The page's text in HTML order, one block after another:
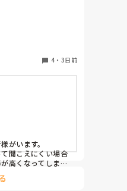
用者様への声か
元でお話しす
なので何とか理解
ことなのでかなり
わる際に工夫し
思疎通ができる
だきたいです。
4 ・ 3日前
がいます。
聞こえにくい場合
高くなってしまい
少しトーンを落と